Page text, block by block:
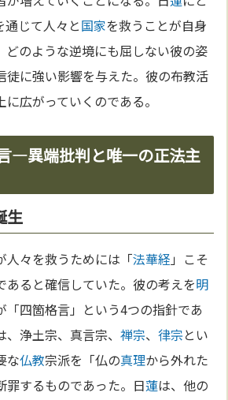
通じて人々と国家を救うことが自身
どのような逆境にも屈しない彼の姿
徒に強い影響を与えた。彼の布教活
に広がっていくのである。
—異端批判と唯一の正法主
生
人々を救うためには「法華経 」こそ
あると確信していた。彼の考えを明
「四箇格言」という4つの指針であ
、浄土宗、真言宗、禅宗、律宗とい
な仏教宗派を「仏の真理から外れた
罪するものであった。日蓮は、他の